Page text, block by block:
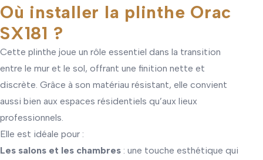
Où installer la plinthe Orac
SX181 ?
Cette plinthe joue un rôle essentiel dans la transition
entre le mur et le sol, offrant une finition nette et
discrète. Grâce à son matériau résistant, elle convient
aussi bien aux espaces résidentiels qu’aux lieux
professionnels.
Elle est idéale pour :
Les salons et les chambres : une touche esthétique qui